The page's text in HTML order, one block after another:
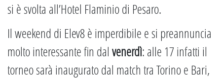
si è svolta all’Hotel Flaminio di Pesaro.
Il weekend di Elev8 è imperdibile e si preannuncia
molto interessante fin dal venerdì: alle 17 infatti il
torneo sarà inaugurato dal match tra Torino e Bari,